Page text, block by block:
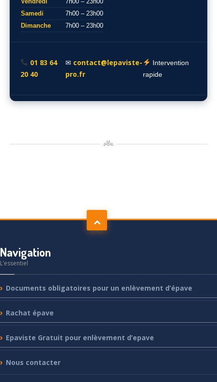
Samedi
7h00 – 23h00
Dimanche
7h00 – 23h00
01 83 64
20 40
✉ contact@lepaviste-
pro.fr
Intervention
rapide
Navigation
L’essentiel
Documents obligatoires pour un enlèvement d’épave
Rachat épave
Epaviste Gratuit pour enlèvement d’epave
Nous contacter